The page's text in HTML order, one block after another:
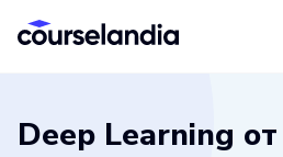
Deep Learning